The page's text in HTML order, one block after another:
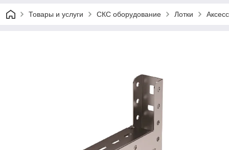
Товары и услуги СКС оборудование Лотки